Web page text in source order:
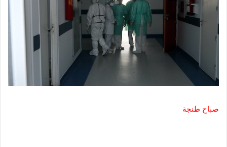
صباح طنجة